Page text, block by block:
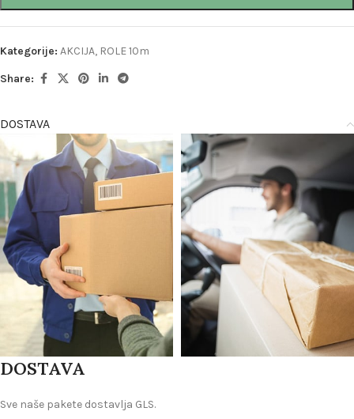
Kategorije: AKCIJA, ROLE 10m
Share:
DOSTAVA
DOSTAVA
Sve naše pakete dostavlja GLS.